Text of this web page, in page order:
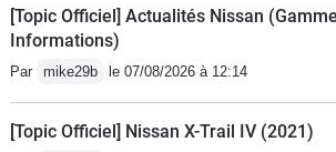
[Topic Officiel] Actualités Nissan
Informations)
Par mike29b le 07/08/2026 à 12:14
[Topic Officiel] Nissan X-Trail IV (2021)